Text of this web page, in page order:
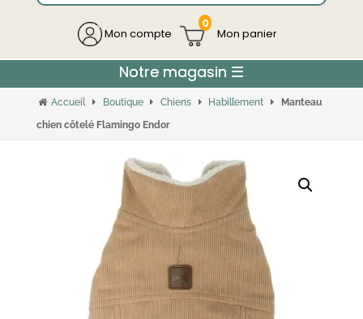
Mon compte
0
Accueil Boutique Chiens Habillement
Manteau
chien côtelé Flamingo Endor